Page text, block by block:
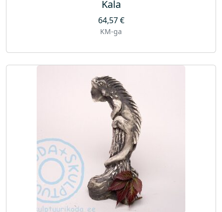
Kala
64,57€
KM-ga